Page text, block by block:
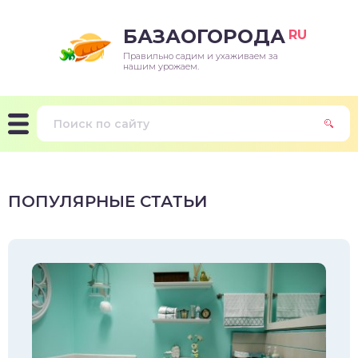
БАЗАОГОРОДА RU
Правильно садим и ухаживаем за
нашим урожаем.
ПОПУЛЯРНЫЕ СТАТЬИ